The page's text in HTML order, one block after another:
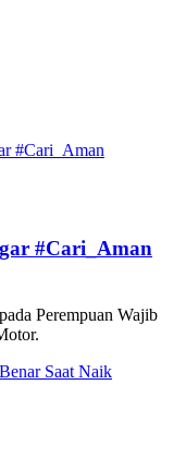
#Cari_Aman
pada Perempuan Wajib